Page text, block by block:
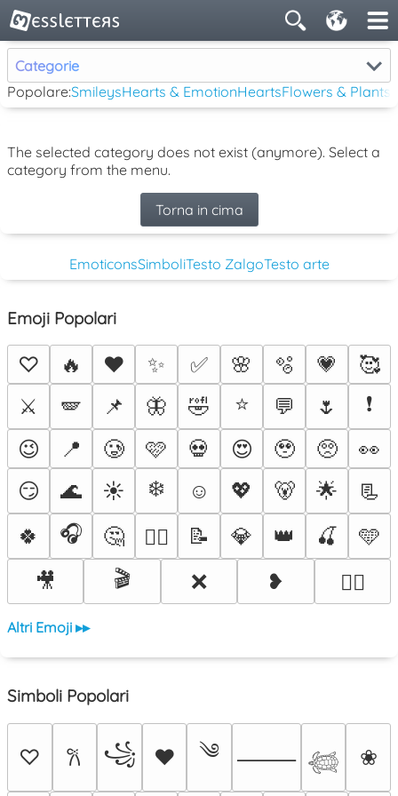
Categorie
Popolare:SmileysHearts & EmotionHeartsFlowers & Plants
The selected category does not exist (anymore). Select a
category from the menu.
Torna in cima
EmoticonsSimboliTesto ZalgoTesto arte
Emoji Popolari
♡ 🔥 ❤️ ✨ ✅ 🌸 🫧 💗
🥰
⚔️
🪽 📌 🦋 🤣 ⭐ 💬 🌷
❗
😉
📍 🥲 🩷 💀 😍 🥹 🥺
👀
😏
🌊 ☀️ ❄️ ☺️ 💖 🐻 🌟
📃
🍀
🎧 🤔 ❤️‍🔥 📝 💎 👑 🍒
🩵
🎥
🎬 ❌ ❥ 🐦‍🔥
Altri Emoji ▸▸
Simboli Popolari
♡ 𐙚 ꧁ ♥ ༄ ⸻ 𓆉 ❀